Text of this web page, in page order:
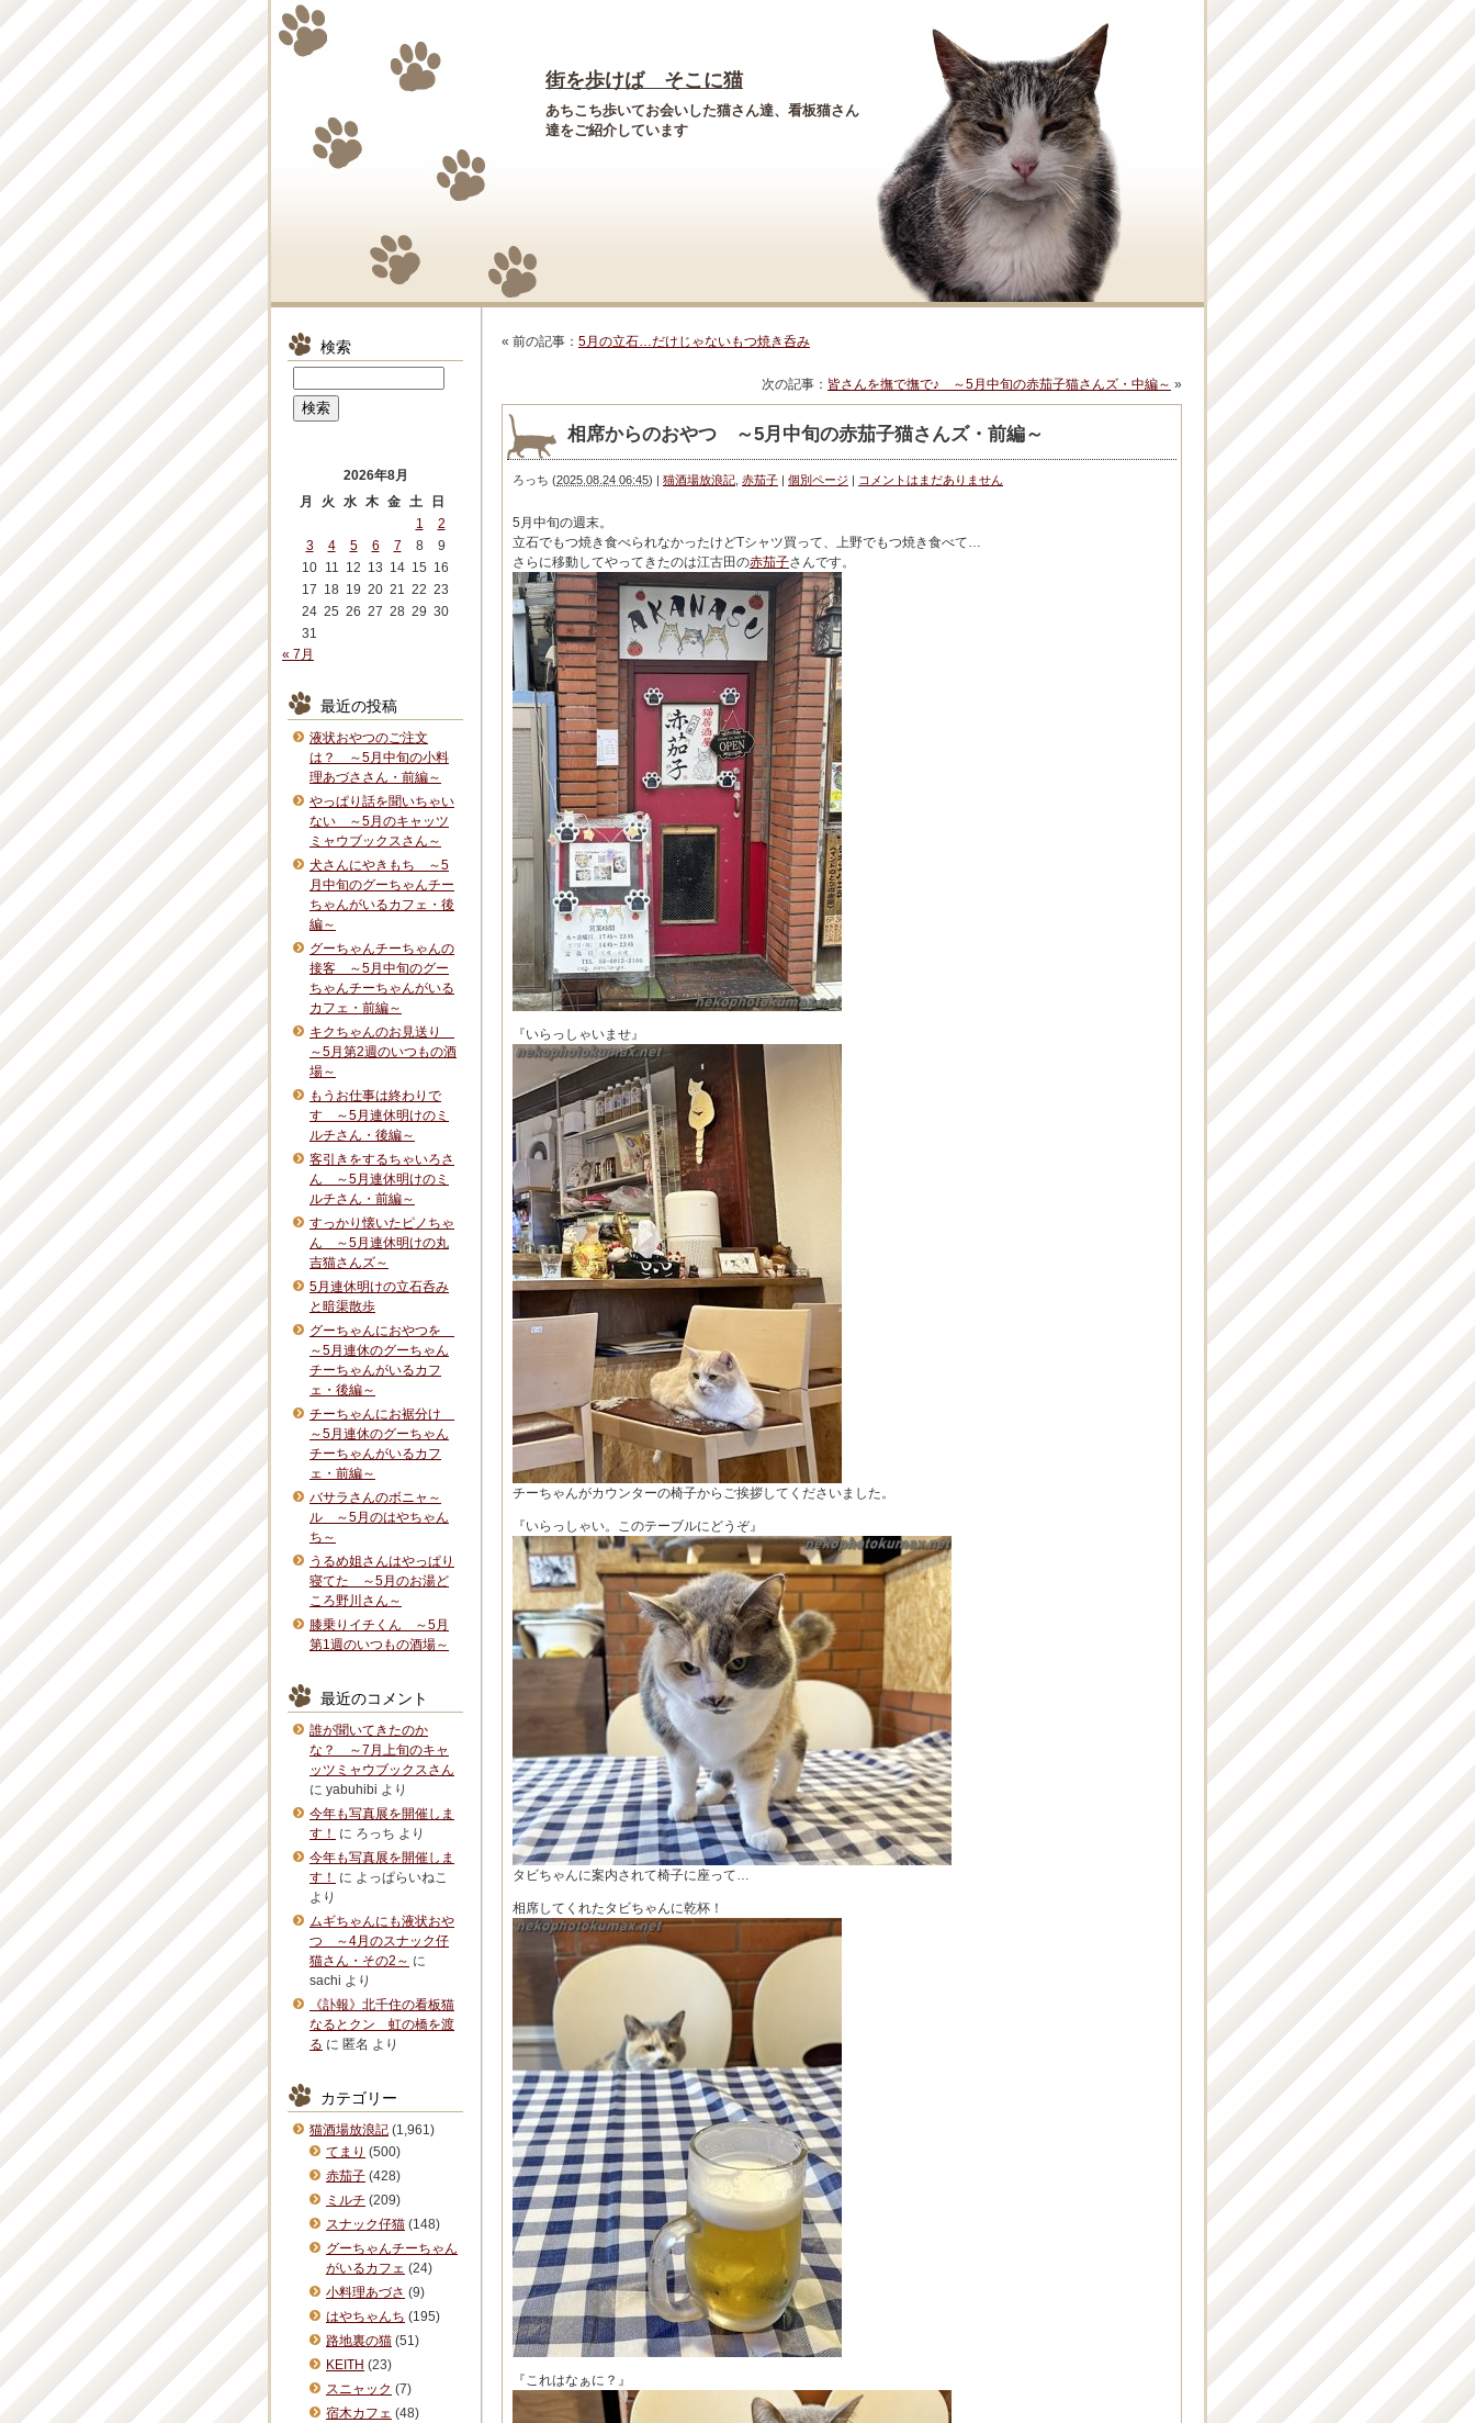
街を歩けば そこに猫
あちこち歩いてお会いした猫さん達、看板猫さん
達をご紹介しています
« 前の記事： 5月の立石…だけじゃないもつ焼き呑み
次の記事： 皆さんを撫で撫で♪ ～5月中旬の赤茄子猫さんズ・中編～ »
相席からのおやつ ～5月中旬の赤茄子猫さんズ・前編～
ろっち (2025.08.24 06:45) | 猫酒場放浪記 赤茄子 | 個別ページ | コメントはまだありません
5月中旬の週末。
立石でもつ焼き食べられなかったけどTシャツ買って、上野でもつ焼き食べて…
さらに移動してやってきたのは江古田の赤茄子さんです。
『いらっしゃいませ』
チーちゃんがカウンターの椅子からご挨拶してくださいました。
『いらっしゃい。このテーブルにどうぞ』
タビちゃんに案内されて椅子に座って…
相席してくれたタビちゃんに乾杯！
『これはなぁに？』
検索
2026年8月
月
火 水 木 金 土
日
1
2
3
4 5 6 7 8
9
10 11 12 13 14 15 16
17 18 19 20 21 22 23
24 25 26 27 28 29 30
31
« 7月
最近の投稿
液状おやつのご注文
は？ ～5月中旬の小料
理あづささん・前編～
やっぱり話を聞いちゃい
ない ～5月のキャッツ
ミャウブックスさん～
犬さんにやきもち ～5
月中旬のグーちゃんチー
ちゃんがいるカフェ・後
編～
グーちゃんチーちゃんの
接客 ～5月中旬のグー
ちゃんチーちゃんがいる
カフェ・前編～
キクちゃんのお見送り
～5月第2週のいつもの酒
場～
もうお仕事は終わりで
す ～5月連休明けのミ
ルチさん・後編～
客引きをするちゃいろさ
ん ～5月連休明けのミ
ルチさん・前編～
すっかり懐いたピノちゃ
ん ～5月連休明けの丸
吉猫さんズ～
5月連休明けの立石呑み
と暗渠散歩
グーちゃんにおやつを
～5月連休のグーちゃん
チーちゃんがいるカフ
ェ・後編～
チーちゃんにお裾分け
～5月連休のグーちゃん
チーちゃんがいるカフ
ェ・前編～
バサラさんのボニャ～
ル ～5月のはやちゃん
ち～
うるめ姐さんはやっぱり
寝てた ～5月のお湯ど
ころ野川さん～
膝乗りイチくん ～5月
第1週のいつもの酒場～
最近のコメント
誰が聞いてきたのか
な？ ～7月上旬のキャ
ッツミャウブックスさん
に yabuhibi より
今年も写真展を開催しま
す！
に ろっち より
今年も写真展を開催しま
す！
に よっぱらいねこ
より
ムギちゃんにも液状おや
つ ～4月のスナック仔
猫さん・その2～ に
sachi より
《訃報》北千住の看板猫
なるとクン 虹の橋を渡
る に 匿名 より
カテゴリー
猫酒場放浪記 (1,961)
てまり (500)
赤茄子 (428)
ミルチ (209)
スナック仔猫 (148)
グーちゃんチーちゃん
がいるカフェ (24)
小料理あづさ (9)
はやちゃんち (195)
路地裏の猫 (51)
KEITH (23)
スニャック (7)
宿木カフェ (48)